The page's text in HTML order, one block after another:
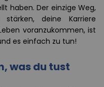
haben. Der einzige Weg,
deine Karriere
voranzukommen, ist
es einfach zu tun!
was du tust